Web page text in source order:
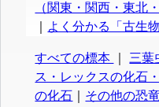
（関東・関西・東北
よく分かる「古生
すべての標本 三葉
ス・レックスの化石
の化石
その他の恐